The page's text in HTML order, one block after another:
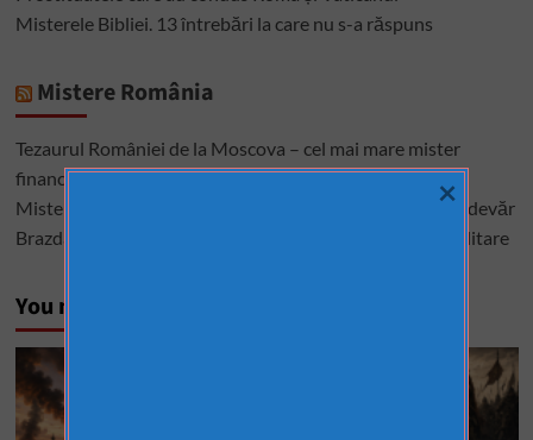
Misterele Bibliei. 13 întrebări la care nu s-a răspuns
Mistere România
Tezaurul României de la Moscova – cel mai mare mister
financiar din istoria României
Misterele lui Ștefan cel Mare – între istorie, legendă și adevăr
Brazda lui Novac, una dintre cele mai mari construcții militare
You may have missed
×